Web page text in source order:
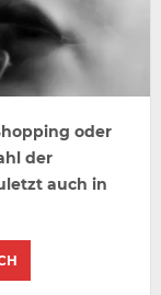
oder
der
auch in